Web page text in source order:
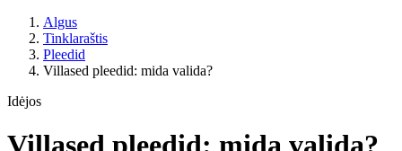
Algus
Tinklaraštis
Pleedid
Villased pleedid: mida valida?
Idėjos